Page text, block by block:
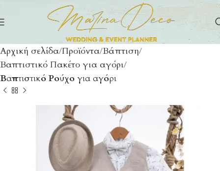
Αρχική σελίδα Προϊόντα Βάπτιση
Βαπτιστικό Πακέτο για αγόρι
Βαπτιστικό Ρούχο για αγόρι